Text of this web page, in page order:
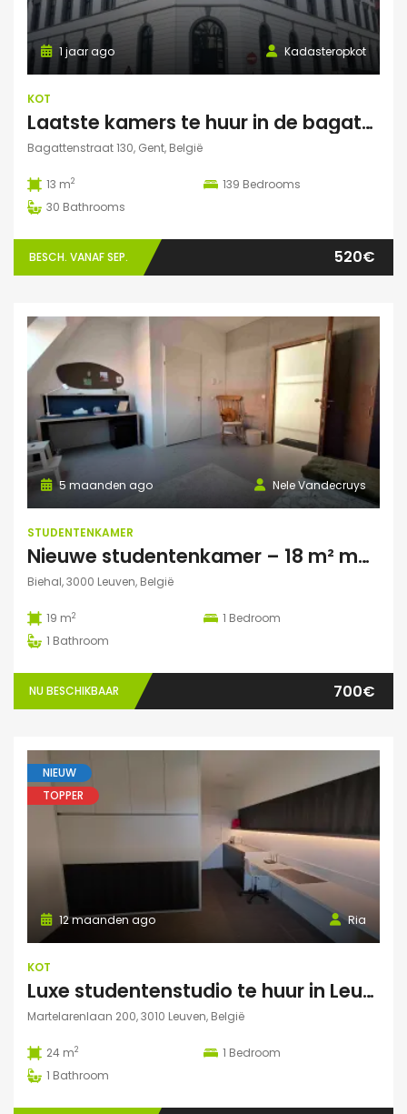
Kadasteropkot
1 jaar ago
KOT
Laatste kamers te huur in de bagattenstraat 130
Bagattenstraat 130, Gent, België
13 m2 139 Bedrooms
30 Bathrooms
BESCH. VANAF SEP. 520€
Nele Vandecruys
5 maanden ago
STUDENTENKAMER
Nieuwe studentenkamer – 18 m² met privé autoparking – op 5 min fietsafstand van Campus Gasthuisberg
Biehal, 3000 Leuven, België
19 m2 1 Bedroom
1 Bathroom
NU BESCHIKBAAR 700€
NIEUW
TOPPER
Ria
12 maanden ago
KOT
Luxe studentenstudio te huur in Leuven
Martelarenlaan 200, 3010 Leuven, België
24 m2 1 Bedroom
1 Bathroom